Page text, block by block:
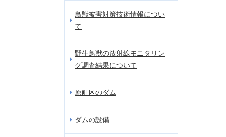
鳥獣被害対策技術情報につい
て
野生鳥獣の放射線モニタリン
グ調査結果について
原町区のダム
ダムの設備